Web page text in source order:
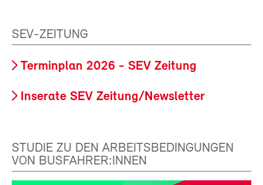
SEV-ZEITUNG
Terminplan 2026 - SEV Zeitung
Inserate SEV Zeitung/Newsletter
STUDIE ZU DEN ARBEITSBEDINGUNGEN
VON BUSFAHRER:INNEN